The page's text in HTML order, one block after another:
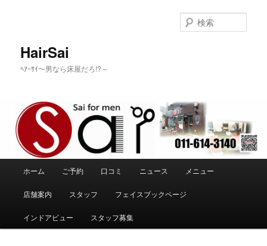
HairSai
ﾍｱｰｻｲ～男なら床屋だろ!?～
索
ュ
ホーム ご予約 口コミ ニュース メニュー
店舗案内 スタッフ フェイスブックページ
インドアビュー スタッフ募集